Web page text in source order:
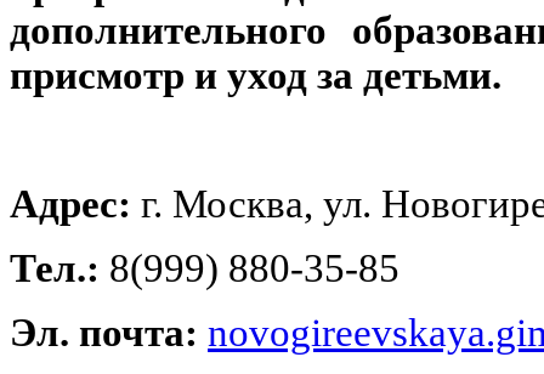
дополнительного
присмотр и уход за детьми.
Адрес: г. Москва, ул.
Тел.: 8(999) 880-35-85
Эл. почта: